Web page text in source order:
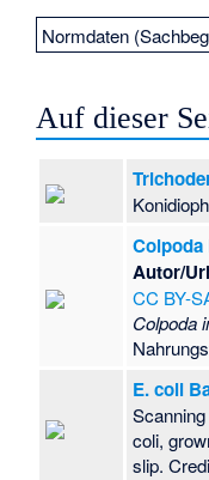
Normdaten
Auf dieser
Autor/
CC BY-
Colpoda
E. coli
coli,
slip.